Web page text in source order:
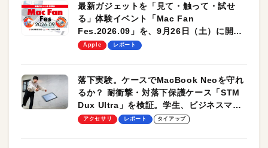
最新ガジェットを「見て・触って・試せ
る」体験イベント「Mac Fan
Fes.2026.09」を、9月26日（土）に開催
します！
Apple レポート
落下実験。ケースでMacBook Neoを守れ
るか？ 耐衝撃・対落下保護ケース「STM
Dux Ultra」を検証。学生、ビジネスマン
のモバイルユースに最適！
アクセサリ レポート タイアップ